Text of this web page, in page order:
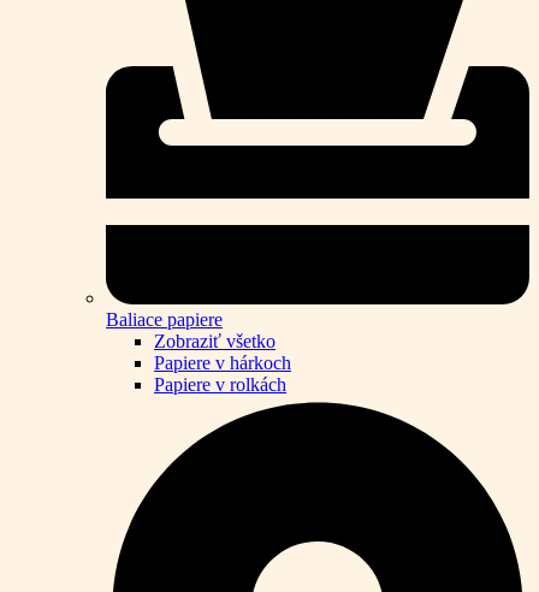
Baliace papiere
Zobraziť všetko
Papiere v hárkoch
Papiere v rolkách